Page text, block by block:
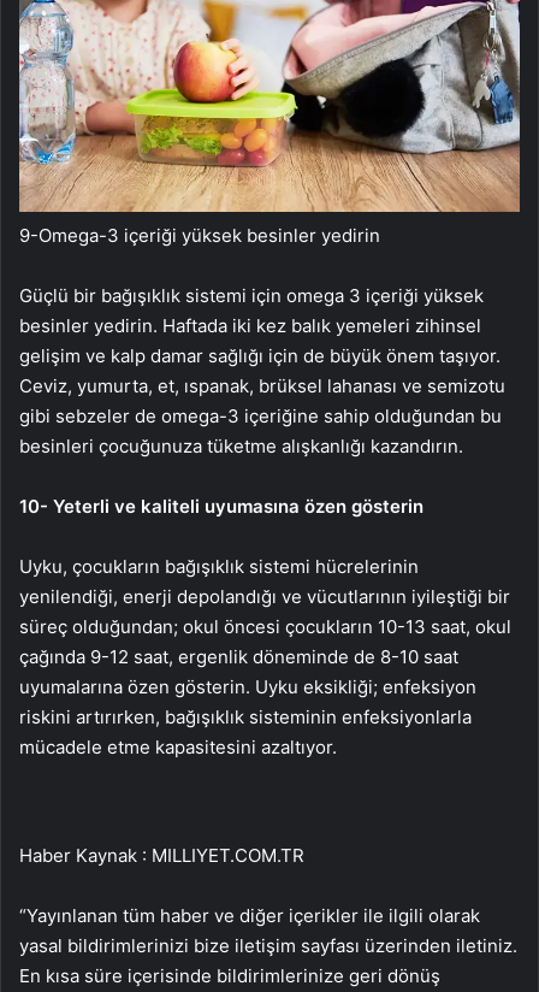
9-Omega-3 içeriği yüksek besinler yedirin
Güçlü bir bağışıklık sistemi için omega 3 içeriği yüksek
besinler yedirin. Haftada iki kez balık yemeleri zihinsel
gelişim ve kalp damar sağlığı için de büyük önem taşıyor.
Ceviz, yumurta, et, ıspanak, brüksel lahanası ve semizotu
gibi sebzeler de omega-3 içeriğine sahip olduğundan bu
besinleri çocuğunuza tüketme alışkanlığı kazandırın.
10- Yeterli ve kaliteli uyumasına özen gösterin
Uyku, çocukların bağışıklık sistemi hücrelerinin
yenilendiği, enerji depolandığı ve vücutlarının iyileştiği bir
süreç olduğundan; okul öncesi çocukların 10-13 saat, okul
çağında 9-12 saat, ergenlik döneminde de 8-10 saat
uyumalarına özen gösterin. Uyku eksikliği; enfeksiyon
riskini artırırken, bağışıklık sisteminin enfeksiyonlarla
mücadele etme kapasitesini azaltıyor.
Haber Kaynak : MILLIYET.COM.TR
“Yayınlanan tüm haber ve diğer içerikler ile ilgili olarak
yasal bildirimlerinizi bize iletişim sayfası üzerinden iletiniz.
En kısa süre içerisinde bildirimlerinize geri dönüş